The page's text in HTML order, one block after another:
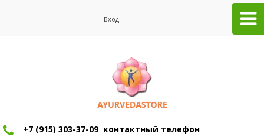
Вход
+7 (915) 303-37-09 контактный телефон